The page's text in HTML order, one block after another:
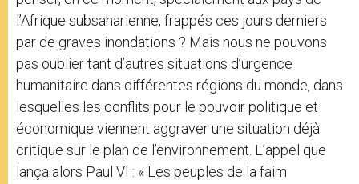
l’Afrique subsaharienne, frappés ces jours derniers
par de graves inondations ? Mais nous ne pouvons
pas oublier tant d’autres situations d’urgence
humanitaire dans différentes régions du monde, dans
lesquelles les conflits pour le pouvoir politique et
économique viennent aggraver une situation déjà
critique sur le plan de l’environnement. L’appel que
lança alors Paul VI : « Les peuples de la faim